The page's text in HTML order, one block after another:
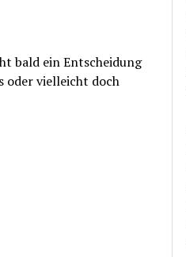
bald ein Entscheidung
oder vielleicht doch